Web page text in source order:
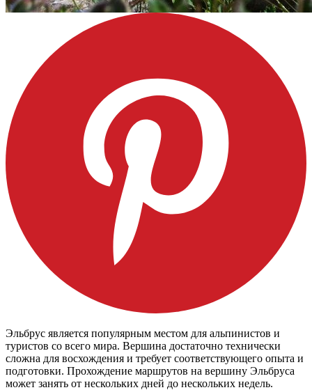
Эльбрус является популярным местом для альпинистов и
туристов со всего мира. Вершина достаточно технически
сложна для восхождения и требует соответствующего опыта и
подготовки. Прохождение маршрутов на вершину Эльбруса
может занять от нескольких дней до нескольких недель.